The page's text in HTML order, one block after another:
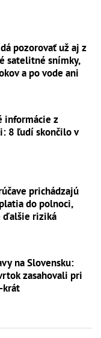
dá pozorovať už aj z
satelitné snímky,
a po vode ani
informácie z
8 ľudí skončilo v
prichádzajú
do polnoci,
ďalšie riziká
na Slovensku:
zasahovali pri
krát